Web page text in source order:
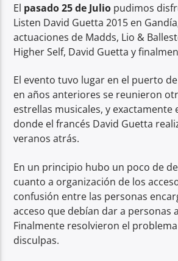
El pasado 25 de Julio pudimos
Listen David Guetta 2015 en
actuaciones de Madds, Lio &
Higher Self, David Guetta y
El evento tuvo lugar en el puerto
en años anteriores se reunieron
estrellas musicales, y exactamente
donde el francés David Guetta
veranos atrás.
En un principio hubo un poco de
cuanto a organización de los
confusión entre las personas
acceso que debían dar a personas
Finalmente resolvieron el
disculpas.